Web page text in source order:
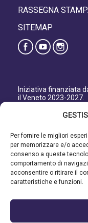
Per fornire le migliori
per memorizzare e/o
consenso a queste
comportamento di
acconsentire o ritirare il
caratteristiche e funzioni.
RASSEGNA
SITEMAP
Iniziativa finanziata
il Veneto 2023-2027.
Organismo
Autorità di Gestione
Direzione AdG
Iniziativa finanziata
Veneto 2014-2022.
Organismo